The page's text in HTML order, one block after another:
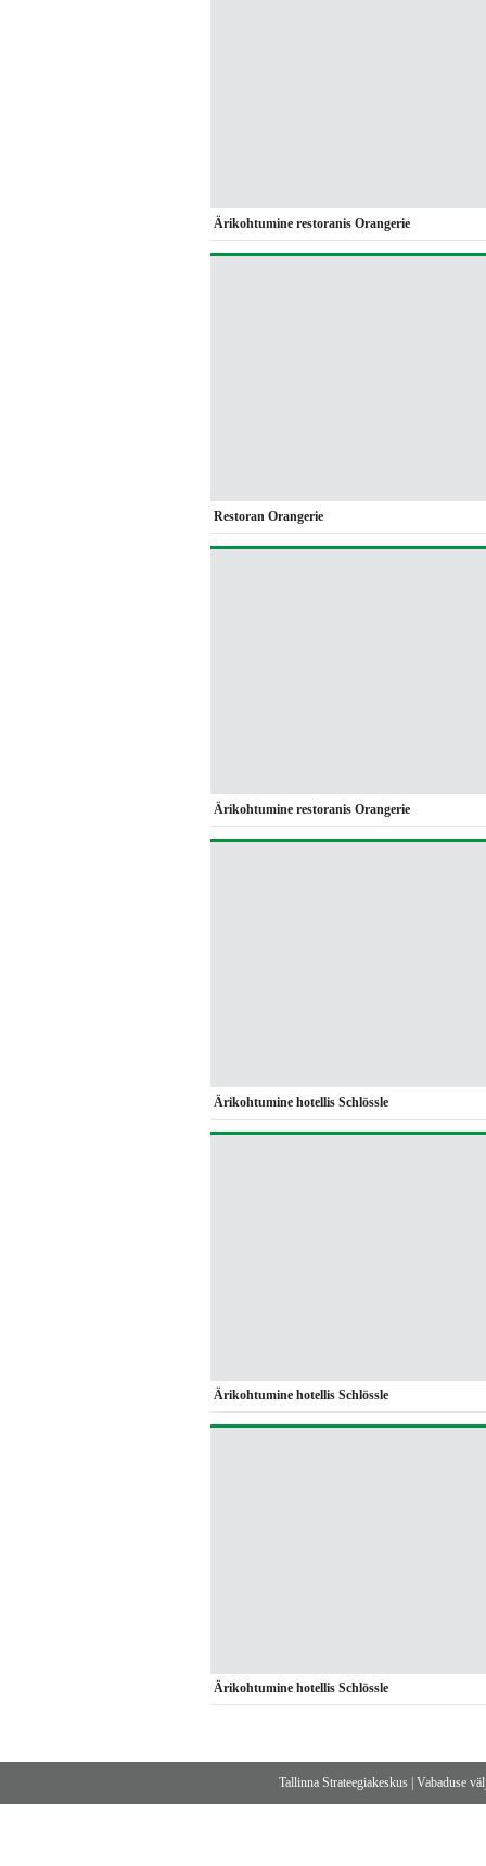
Ärikohtumine restoranis Orangerie
Restoran Orangerie
Ärikohtumine restoranis Orangerie
Ärikohtumine hotellis Schlössle
Ärikohtumine hotellis Schlössle
Ärikohtumine hotellis Schlössle
Tallinna Strateegiakeskus |Vabaduse